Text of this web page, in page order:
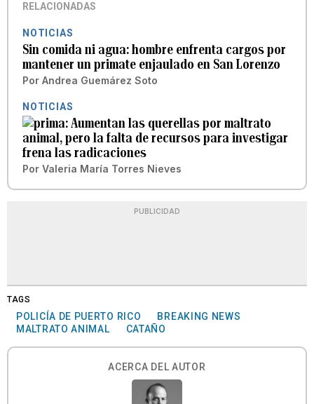
RELACIONADAS
NOTICIAS
Sin comida ni agua: hombre enfrenta cargos por
mantener un primate enjaulado en San Lorenzo
Por Andrea Guemárez Soto
NOTICIAS
Aumentan las querellas por maltrato
animal, pero la falta de recursos para investigar
frena las radicaciones
Por Valeria María Torres Nieves
PUBLICIDAD
TAGS
POLICÍA DE PUERTO RICO
BREAKING NEWS
MALTRATO ANIMAL
CATAÑO
ACERCA DEL AUTOR